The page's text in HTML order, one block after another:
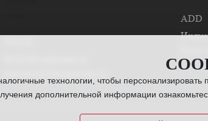
ADD
технологии, чтобы
дополнительной информации